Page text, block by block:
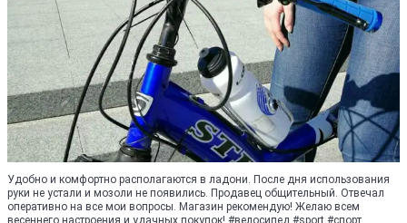
Удобно и комфортно располагаются в ладони. После дня использования
руки не устали и мозоли не появились. Продавец общительный. Отвечал
оперативно на все мои вопросы. Магазин рекомендую! Желаю всем
весеннего настроения и удачных покупок! #велосипед #sport #спорт